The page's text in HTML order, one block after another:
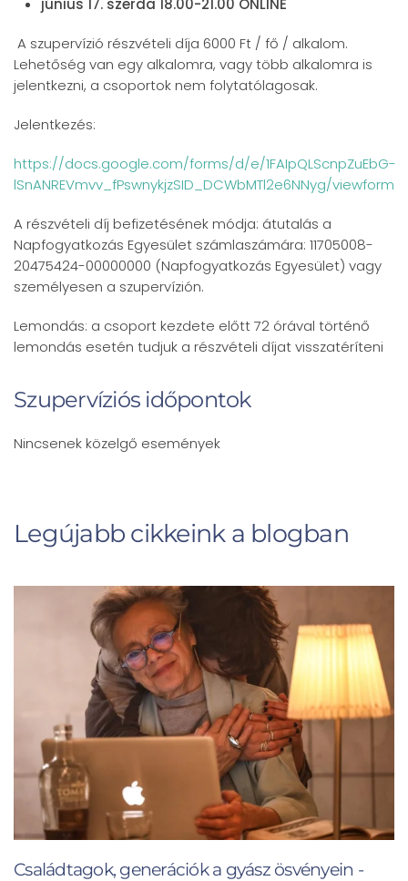
június 17. szerda 18.00-21.00 ONLINE
A szupervízió részvételi díja 6000 Ft / fő / alkalom.
Lehetőség van egy alkalomra, vagy több alkalomra is
jelentkezni, a csoportok nem folytatólagosak.
Jelentkezés:
https://docs.google.com/forms/d/e/1FAIpQLScnpZuEbG-
lSnANREVmvv_fPswnykjzSID_DCWbMTl2e6NNyg/viewform
A részvételi díj befizetésének módja: átutalás a
Napfogyatkozás Egyesület számlaszámára: 11705008-
20475424-00000000 (Napfogyatkozás Egyesület) vagy
személyesen a szupervízión.
Lemondás: a csoport kezdete előtt 72 órával történő
lemondás esetén tudjuk a részvételi díjat visszatéríteni
Szupervíziós időpontok
Nincsenek közelgő események
Legújabb cikkeink a blogban
Családtagok, generációk a gyász ösvényein -